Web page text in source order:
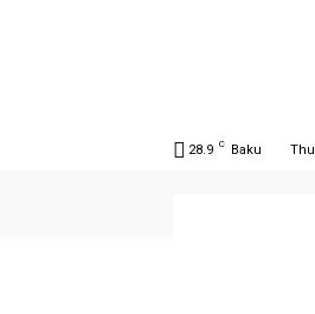
28.9 C Baku